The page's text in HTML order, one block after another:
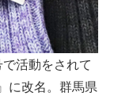
活動をされて
に改名。群馬県